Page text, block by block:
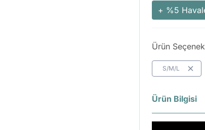
+ %5
Ürün
S/M/L
Ürün Bilgisi